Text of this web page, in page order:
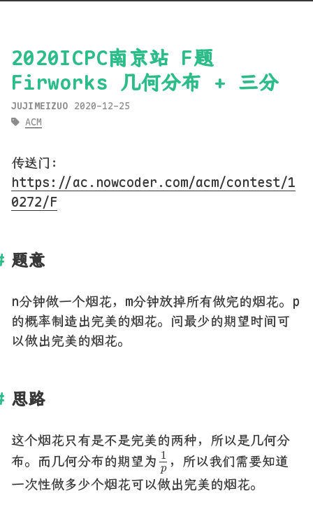
2020ICPC南京站 F题
Firworks 几何分布 + 三分
JUJIMEIZUO 2020-12-25
ACM
传送门：
https://ac.nowcoder.com/acm/contest/1
0272/F
题意
n分钟做一个烟花，m分钟放掉所有做完的烟花。p
的概率制造出完美的烟花。问最少的期望时间可
以做出完美的烟花。
思路
这个烟花只有是不是完美的两种，所以是几何分
布。而几何分布的期望为 1
p
1p，所以我们需要知道
一次性做多少个烟花可以做出完美的烟花。